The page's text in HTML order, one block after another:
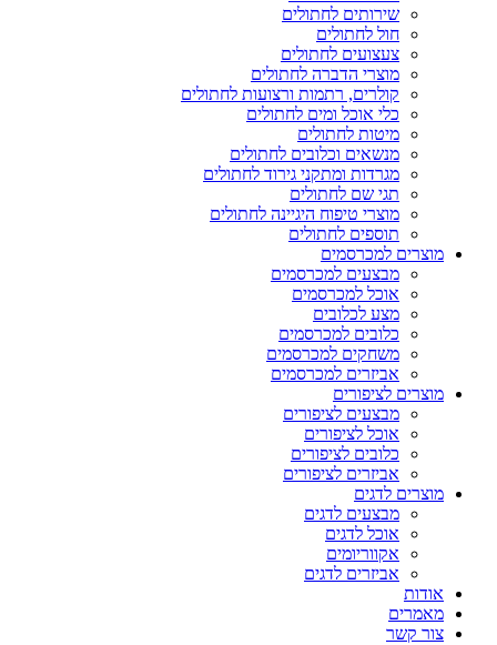
שירותים לחתולים
חול לחתולים
צעצועים לחתולים
מוצרי הדברה לחתולים
קולרים, רתמות ורצועות לחתולים
כלי אוכל ומים לחתולים
מיטות לחתולים
מנשאים וכלובים לחתולים
מגרדות ומתקני גירוד לחתולים
תגי שם לחתולים
מוצרי טיפוח היגיינה לחתולים
תוספים לחתולים
מוצרים למכרסמים
מבצעים למכרסמים
אוכל למכרסמים
מצע לכלובים
כלובים למכרסמים
משחקים למכרסמים
אביזרים למכרסמים
מוצרים לציפורים
מבצעים לציפורים
אוכל לציפורים
כלובים לציפורים
אביזרים לציפורים
מוצרים לדגים
מבצעים לדגים
אוכל לדגים
אקווריומים
אביזרים לדגים
אודות
מאמרים
צור קשר